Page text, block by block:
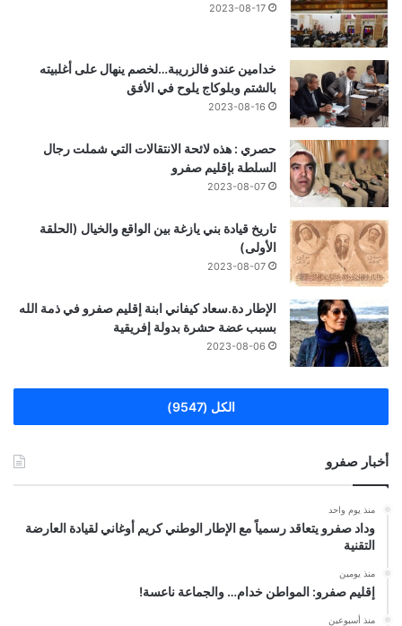
2023-08-17
خدامين عندو فالزريبة…لخصم ينهال على أغلبيته
بالشتم وبلوكاج يلوح في الأفق
2023-08-16
حصري : هذه لائحة الانتقالات التي شملت رجال
السلطة بإقليم صفرو
2023-08-07
تاريخ قيادة بني يازغة بين الواقع والخيال (الحلقة
الأولى)
2023-08-07
الإطار دة.سعاد كيفاني ابنة إقليم صفرو في ذمة الله
بسبب عضة حشرة بدولة إفريقية
2023-08-06
الكل (9547)
أخبار صفرو
منذ يوم واحد
وداد صفرو يتعاقد رسمياً مع الإطار الوطني كريم أوغاني لقيادة العارضة
التقنية
منذ يومين
إقليم صفرو: المواطن خدام… والجماعة ناعسة!
منذ أسبوعين